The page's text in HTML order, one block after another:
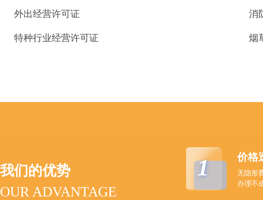
外出经营许可证 消
特种行业经营许可证 烟
我们的优势
OUR ADVANTAGE
1 价格
无隐形
办理不